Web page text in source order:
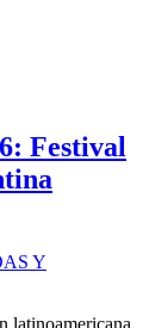
Festival
Y